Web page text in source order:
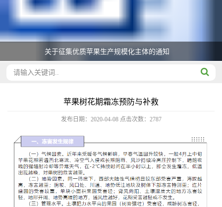
关于征集优质苹果生产规模化主体的通知
苹果树花期霜冻预防与补救
发布日期：2020-04-08 点击次数： 2787